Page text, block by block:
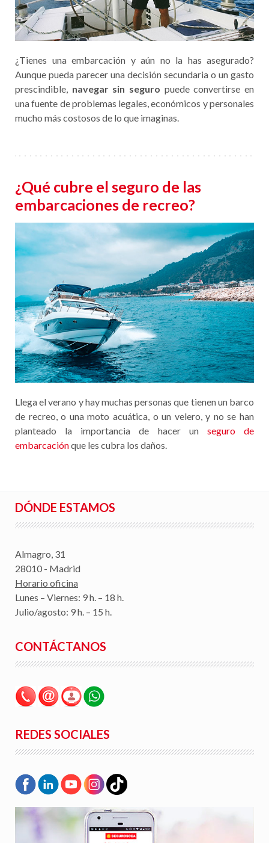
¿Tienes una embarcación y aún no la has asegurado?
Aunque pueda parecer una decisión secundaria o un gasto
prescindible, navegar sin seguro puede convertirse en
una fuente de problemas legales, económicos y personales
mucho más costosos de lo que imaginas.
¿Qué cubre el seguro de las
embarcaciones de recreo?
Llega el verano y hay muchas personas que tienen un barco
de recreo, o una moto acuática, o un velero, y no se han
planteado la importancia de hacer un seguro de
embarcaciónque les cubra los daños.
DÓNDE ESTAMOS
Almagro, 31
28010 - Madrid
Horario oficina
Lunes – Viernes: 9 h. – 18 h.
Julio/agosto: 9 h. – 15 h.
CONTÁCTANOS
REDES SOCIALES